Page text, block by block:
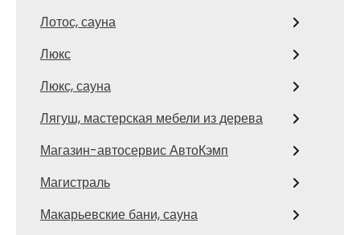
Лотос, сауна
Люкс
Люкс, сауна
Лягуш, мастерская мебели из дерева
Магазин-автосервис АвтоКэмп
Магистраль
Макарьевские бани, сауна